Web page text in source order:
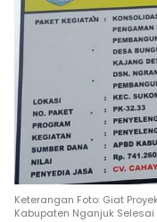
Keterangan Foto: Giat
Kabupaten Nganjuk Selesai